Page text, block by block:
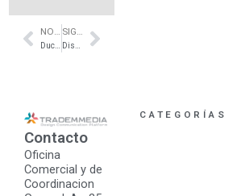
Prev
NOTA ANTERIOR SIGUIENTE NOTA Next
Contacto
Oficina
Comercial y de
Coordinacion
CATEGORÍAS